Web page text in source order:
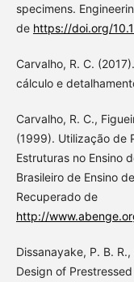
specimens.
de https://doi.org/
Carvalho, R. C.
cálculo e
Carvalho, R. C.,
(1999). Utilização de
Estruturas no Ensino
Brasileiro de Ensino
Recuperado de
http://
Dissanayake, P. B.
Design of